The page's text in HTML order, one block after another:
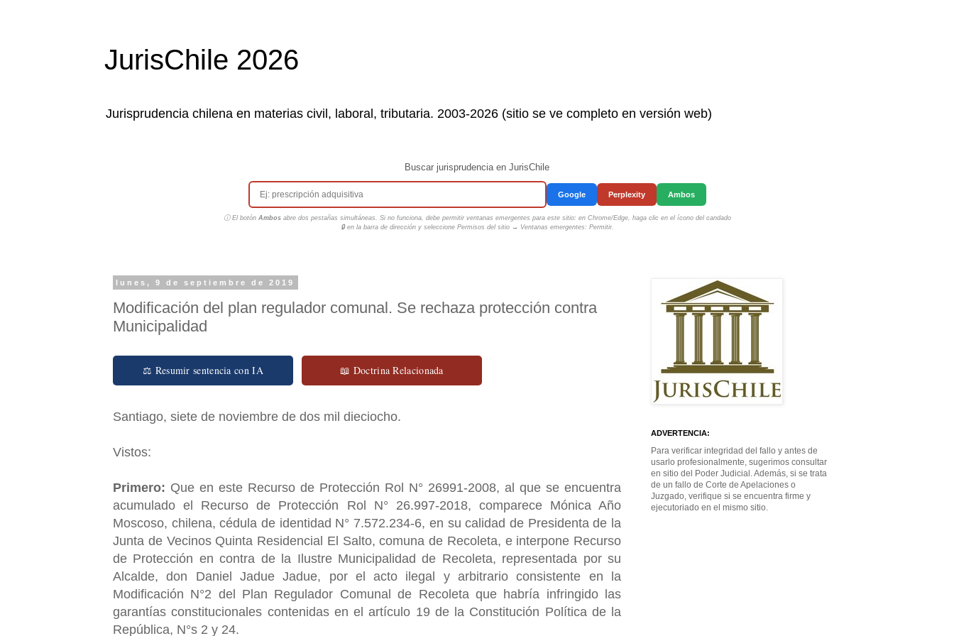
JurisChile 2026
Jurisprudencia chilena en materias civil, laboral, tributaria. 2003-2026 (sitio se ve completo en versión web)
Buscar jurisprudencia en JurisChile
Google Perplexity Ambos
ⓘ El botón Ambosabre dos pestañas simultáneas. Si no funciona, debe permitir ventanas emergentes para este sitio: en Chrome/Edge, haga clic en el ícono del candado
🔒 en la barra de dirección y seleccione Permisos del sitio → Ventanas emergentes: Permitir.
lunes, 9 de septiembre de 2019
Modificación del plan regulador comunal. Se rechaza protección contra
Municipalidad
⚖ Resumir sentencia con IA 📖 Doctrina Relacionada
Santiago, siete de noviembre de dos mil dieciocho.
Vistos:
Primero: Que en este Recurso de Protección Rol N° 26991-2008, al que se encuentra
acumulado el Recurso de Protección Rol N° 26.997-2018, comparece Mónica Año
Moscoso, chilena, cédula de identidad N° 7.572.234-6, en su calidad de Presidenta de la
Junta de Vecinos Quinta Residencial El Salto, comuna de Recoleta, e interpone Recurso
de Protección en contra de la Ilustre Municipalidad de Recoleta, representada por su
Alcalde, don Daniel Jadue Jadue, por el acto ilegal y arbitrario consistente en la
Modificación N°2 del Plan Regulador Comunal de Recoleta que habría infringido las
garantías constitucionales contenidas en el artículo 19 de la Constitución Política de la
República, N°s 2 y 24.
ADVERTENCIA:
Para verificar integridad del fallo y antes de
usarlo profesionalmente, sugerimos consultar
en sitio del Poder Judicial. Además, si se trata
de un fallo de Corte de Apelaciones o
Juzgado, verifique si se encuentra firme y
ejecutoriado en el mismo sitio.